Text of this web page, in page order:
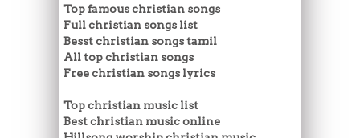
Top famous christian songs
Full christian songs list
Besst christian songs tamil
All top christian songs
Free christian songs lyrics
Top christian music list
Best christian music online